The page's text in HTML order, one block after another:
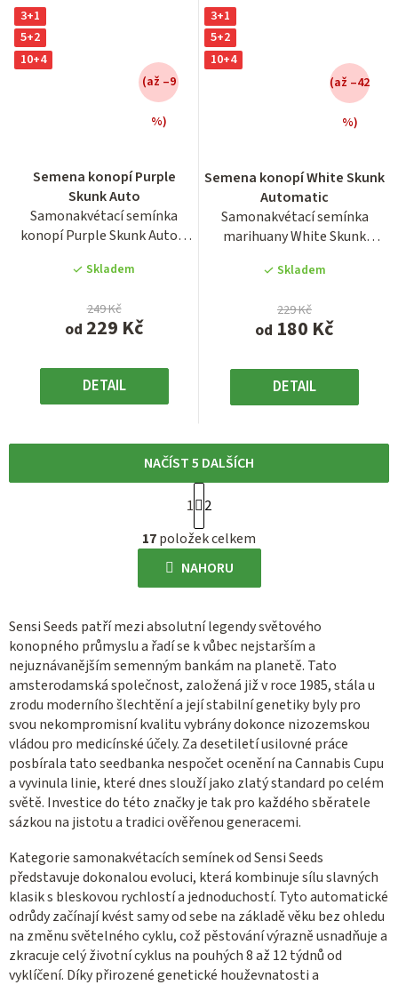
3+1
5+2
10+4
Semena konopí Purple
Skunk Auto
Samonakvétací semínka
konopí Purple Skunk Auto z
Skladem
od 229 Kč
249 Kč
(až –9
%)
DETAIL
produktu
je
4,0
z
hvězdiček.
3+1
5+2
10+4
Semena konopí White Skunk
Automatic
Samonakvétací semínka
marihuany White Skunk
seedbanky...
Skladem
od 180 Kč
229 Kč
(až –42
%)
DETAIL
produktu
je
3,9
z
hvězdiček.
O
v
l
á
a
c
í
p
r
v
k
y
v
ý
i
s
u
NAČÍST 5 DALŠÍCH
S
t
r
á
n
o
v
á
n
í
1
2
17položek celkem
NAHORU
Sensi Seeds patří mezi absolutní legendy světového
konopného průmyslu a řadí se k vůbec nejstarším a
nejuznávanějším semenným bankám na planetě. Tato
amsterodamská společnost, založená již v roce 1985, stála u
zrodu moderního šlechtění a její stabilní genetiky byly pro
svou nekompromisní kvalitu vybrány dokonce nizozemskou
vládou pro medicínské účely. Za desetiletí usilovné práce
posbírala tato seedbanka nespočet ocenění na Cannabis Cupu
a vyvinula linie, které dnes slouží jako zlatý standard po celém
světě. Investice do této značky je tak pro každého sběratele
sázkou na jistotu a tradici ověřenou generacemi.
Kategorie samonakvétacích semínek od Sensi Seeds
představuje dokonalou evoluci, která kombinuje sílu slavných
klasik s bleskovou rychlostí a jednoduchostí. Tyto automatické
odrůdy začínají kvést samy od sebe na základě věku bez ohledu
na změnu světelného cyklu, což pěstování výrazně usnadňuje a
zkracuje celý životní cyklus na pouhých 8 až 12 týdnů od
vyklíčení. Díky přirozené genetické houževnatosti a